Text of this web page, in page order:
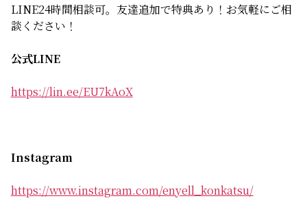
LINE24時間相談可。友達追加で特典あり！お気軽にご相
談ください！
公式LINE
https://lin.ee/EU7kAoX
Instagram
https://www.instagram.com/enyell_konkatsu/